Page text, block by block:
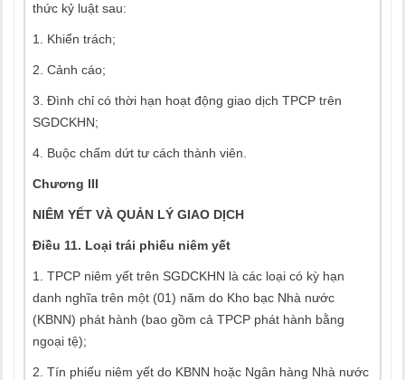
thức kỷ luật sau:
1. Khiển trách;
2. Cảnh cáo;
3. Đình chỉ có thời hạn hoạt động giao dịch TPCP trên
SGDCKHN;
4. Buộc chấm dứt tư cách thành viên.
Chương III
NIÊM YẾT VÀ QUẢN LÝ GIAO DỊCH
Điều 11. Loại trái phiếu niêm yết
1. TPCP niêm yết trên SGDCKHN là các loại có kỳ hạn
danh nghĩa trên một (01) năm do Kho bạc Nhà nước
(KBNN) phát hành (bao gồm cả TPCP phát hành bằng
ngoại tệ);
2. Tín phiếu niêm yết do KBNN hoặc Ngân hàng Nhà nước